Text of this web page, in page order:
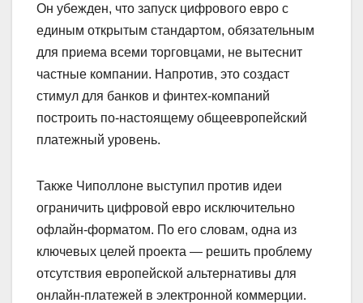
Он убежден, что запуск цифрового евро с
единым открытым стандартом, обязательным
для приема всеми торговцами, не вытеснит
частные компании. Напротив, это создаст
стимул для банков и финтех-компаний
построить по-настоящему общеевропейский
платежный уровень.
Также Чиполлоне выступил против идеи
ограничить цифровой евро исключительно
офлайн-форматом. По его словам, одна из
ключевых целей проекта — решить проблему
отсутствия европейской альтернативы для
онлайн-платежей в электронной коммерции.